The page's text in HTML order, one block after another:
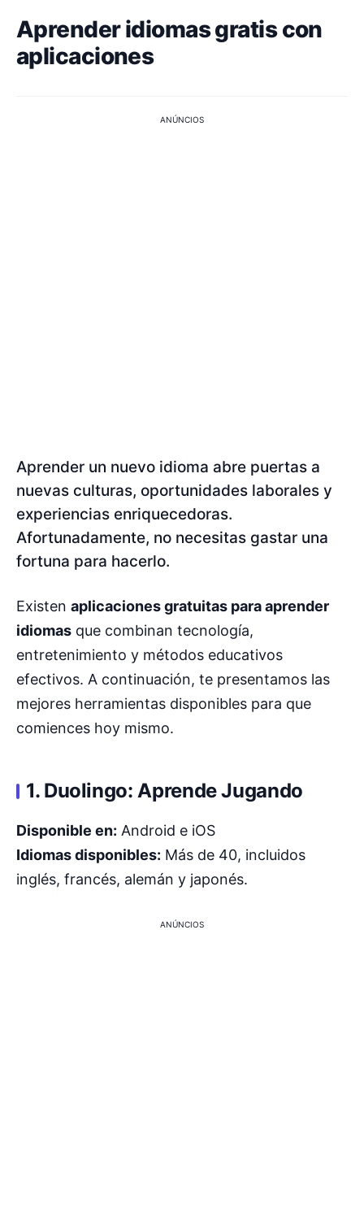
Aprender idiomas gratis con
aplicaciones
ANÚNCIOS
Aprender un nuevo idioma abre puertas a
nuevas culturas, oportunidades laborales y
experiencias enriquecedoras.
Afortunadamente, no necesitas gastar una
fortuna para hacerlo.
Existen aplicaciones gratuitas para aprender
idiomas que combinan tecnología,
entretenimiento y métodos educativos
efectivos. A continuación, te presentamos las
mejores herramientas disponibles para que
comiences hoy mismo.
1. Duolingo: Aprende Jugando
Disponible en: Android e iOS
Idiomas disponibles: Más de 40, incluidos
inglés, francés, alemán y japonés.
ANÚNCIOS